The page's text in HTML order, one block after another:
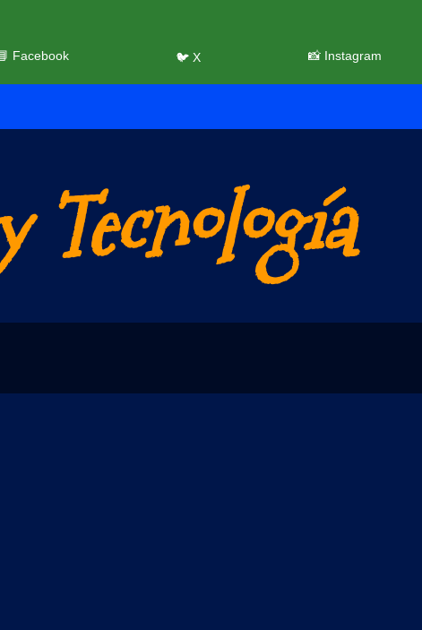
Facebook 🐦 X 📸 Instagram